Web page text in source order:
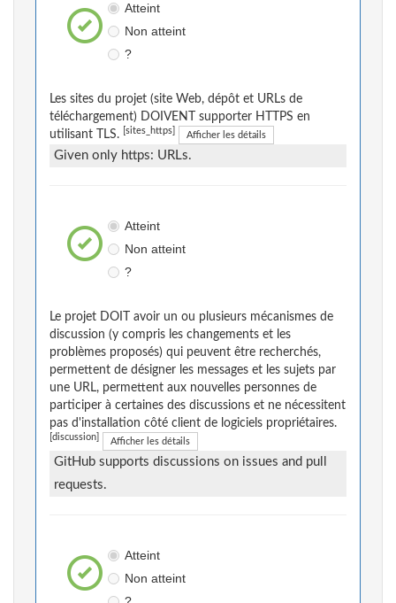
Atteint
Non atteint
?
Les sites du projet (site Web, dépôt et URLs de
téléchargement) DOIVENT supporter HTTPS en
utilisant TLS.
[sites_https] Afficher les détails
Given only https: URLs.
Atteint
Non atteint
?
Le projet DOIT avoir un ou plusieurs mécanismes de
discussion (y compris les changements et les
problèmes proposés) qui peuvent être recherchés,
permettent de désigner les messages et les sujets par
une URL, permettent aux nouvelles personnes de
participer à certaines des discussions et ne nécessitent
pas d'installation côté client de logiciels propriétaires.
[discussion] Afficher les détails
GitHub supports discussions on issues and pull
requests.
Atteint
Non atteint